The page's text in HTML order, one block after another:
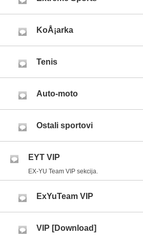
KoÅ¡arka
Tenis
Auto-moto
Ostali sportovi
EYT VIP
EX-YU Team VIP sekcija.
ExYuTeam VIP
VIP [Download]